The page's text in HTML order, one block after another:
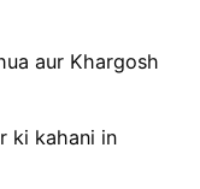
aur Khargosh
ki kahani in